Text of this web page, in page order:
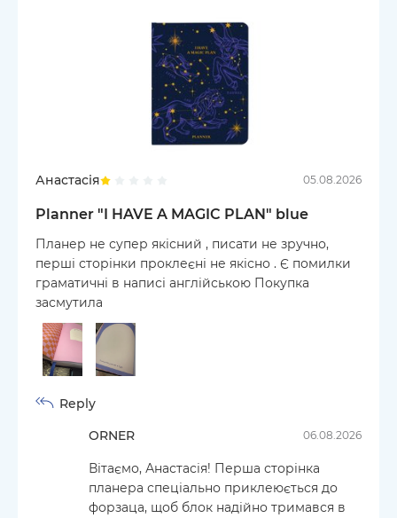
Анастасія 05.08.2026
Planner "I HAVE A MAGIC PLAN" blue
Планер не супер якісний , писати не зручно,
перші сторінки проклеєні не якісно . Є помилки
граматичні в написі англійською Покупка
засмутила
Reply
ORNER
06.08.2026
Вітаємо, Анастасія! Перша сторінка
планера спеціально приклеюється до
форзаца, щоб блок надійно тримався в